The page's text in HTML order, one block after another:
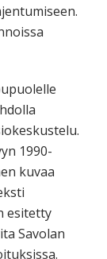
1990-
kuvaa
esitetty
Savolan